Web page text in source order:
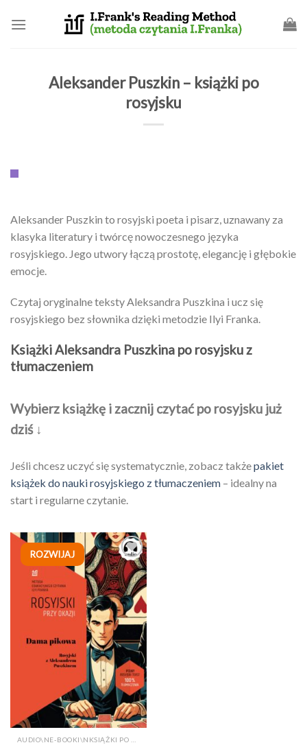
Aleksander Puszkin – książki po
rosyjsku
Aleksander Puszkin to rosyjski poeta i pisarz, uznawany za
klasyka literatury i twórcę nowoczesnego języka
rosyjskiego. Jego utwory łączą prostotę, elegancję i głębokie
emocje.
Czytaj oryginalne teksty Aleksandra Puszkina i ucz się
rosyjskiego bez słownika dzięki metodzie Ilyi Franka.
Książki Aleksandra Puszkina po rosyjsku z
tłumaczeniem
Wybierz książkę i zacznij czytać po rosyjsku już
dziś ↓
Jeśli chcesz uczyć się systematycznie, zobacz takżepakiet
książek do nauki rosyjskiego z tłumaczeniem – idealny na
start i regularne czytanie.
ROZWIJAJ
Dodaj
do
listy
życzeń